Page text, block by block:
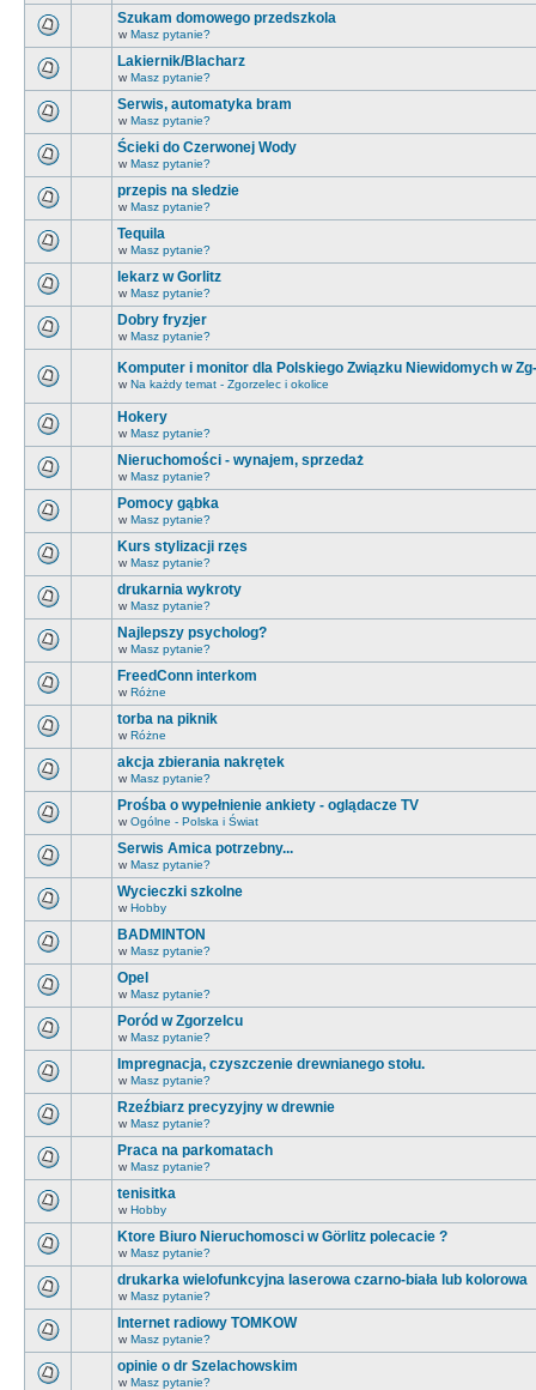
Szukam domowego przedszkola
w Masz pytanie?
Lakiernik/Blacharz
w Masz pytanie?
Serwis, automatyka bram
w Masz pytanie?
Ścieki do Czerwonej Wody
w Masz pytanie?
przepis na sledzie
w Masz pytanie?
Tequila
w Masz pytanie?
lekarz w Gorlitz
w Masz pytanie?
Dobry fryzjer
w Masz pytanie?
Komputer i monitor dla Polskiego Związku Niewidomych w
w Na każdy temat - Zgorzelec i okolice
Hokery
w Masz pytanie?
Nieruchomości - wynajem, sprzedaż
w Masz pytanie?
Pomocy gąbka
w Masz pytanie?
Kurs stylizacji rzęs
w Masz pytanie?
drukarnia wykroty
w Masz pytanie?
Najlepszy psycholog?
w Masz pytanie?
FreedConn interkom
w Różne
torba na piknik
w Różne
akcja zbierania nakrętek
w Masz pytanie?
Prośba o wypełnienie ankiety - oglądacze TV
w Ogólne - Polska i Świat
Serwis Amica potrzebny...
w Masz pytanie?
Wycieczki szkolne
w Hobby
BADMINTON
w Masz pytanie?
Opel
w Masz pytanie?
Poród w Zgorzelcu
w Masz pytanie?
Impregnacja, czyszczenie drewnianego stołu.
w Masz pytanie?
Rzeźbiarz precyzyjny w drewnie
w Masz pytanie?
Praca na parkomatach
w Masz pytanie?
tenisitka
w Hobby
Ktore Biuro Nieruchomosci w Görlitz polecacie ?
w Masz pytanie?
drukarka wielofunkcyjna laserowa czarno-biała lub kolorowa
w Masz pytanie?
Internet radiowy TOMKOW
w Masz pytanie?
opinie o dr Szelachowskim
w Masz pytanie?